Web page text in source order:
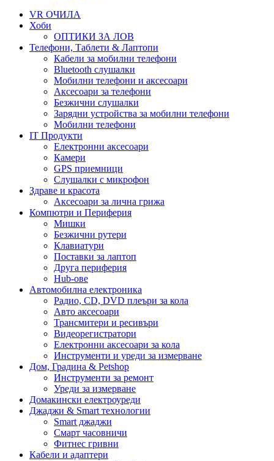
VR ОЧИЛА
Хоби
ОПТИКИ ЗА ЛОВ
Телефони, Таблети & Лаптопи
Кабели за мобилни телефони
Bluetooth слушалки
Мобилни телефони и аксесоари
Аксесоари за телефони
Безжични слушалки
Зарядни устройства за мобилни телефони
Мобилни телефони
IT Продукти
Електронни аксесоари
Камери
GPS приемници
Слушалки с микрофон
Здраве и красота
Аксесоари за лична грижа
Компютри и Периферия
Мишки
Безжични рутери
Клавиатури
Поставки за лаптоп
Друга периферия
Hub-ове
Автомобилна електроника
Радио, CD, DVD плеъри за кола
Авто аксесоари
Трансмитери и ресивъри
Видеорегистратори
Електронни аксесоари за кола
Инструменти и уреди за измерване
Дом, Градина & Petshop
Инструменти за ремонт
Уреди за измерване
Домакински електроуреди
Джаджи & Smart технологии
Smart джаджи
Смарт часовничи
Фитнес гривни
Кабели и адаптери